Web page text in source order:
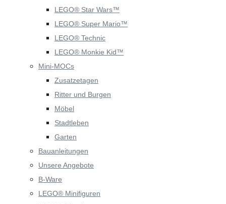
LEGO® Star Wars™
LEGO® Super Mario™
LEGO® Technic
LEGO® Monkie Kid™
Mini-MOCs
Zusatzetagen
Ritter und Burgen
Möbel
Stadtleben
Garten
Bauanleitungen
Unsere Angebote
B-Ware
LEGO® Minifiguren